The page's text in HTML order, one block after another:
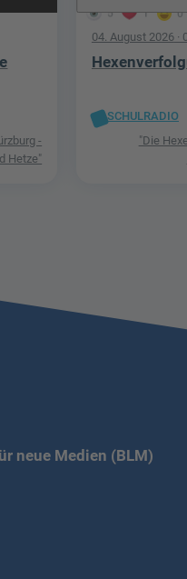
-
Hetze"
5 1 0
04. August 2026·
SCHULRADIO
"Die
neue Medien (BLM)